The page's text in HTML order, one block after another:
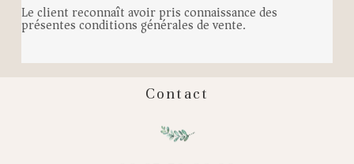
Le client reconnaît avoir pris connaissance des
présentes conditions générales de vente.
Contact